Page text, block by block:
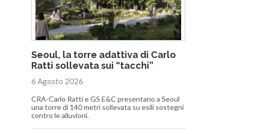
Seoul, la torre adattiva di Carlo
Ratti sollevata sui “tacchi”
6 Agosto 2026
CRA-Carlo Ratti e GS E&C presentano a Seoul
una torre di 140 metri sollevata su esili sostegni
contro le alluvioni.